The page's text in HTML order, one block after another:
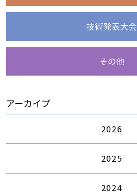
技術発表大会
その他
アーカイブ
2026
2025
2024